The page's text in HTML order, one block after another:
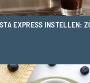
EXPRESS INSTELLEN: